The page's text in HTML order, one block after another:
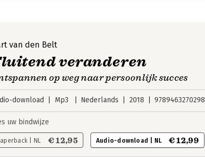
van den Belt
veranderen
op weg naar persoonlijk succes
download Mp3 Nederlands 2018 9789463270298
uw bindwijze
| NL € 12,95 Audio-download | NL € 12,99
Personen